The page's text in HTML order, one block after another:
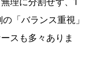
「バランス重視」
スも多々ありま